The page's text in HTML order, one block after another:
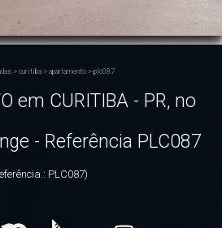
> curitiba> apartamento> plc087
em CURITIBA - PR, no
- Referência PLC087
PLC087)